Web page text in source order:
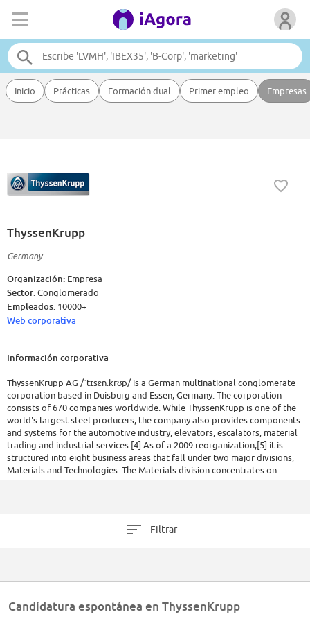
Inicio Prácticas Formación dual Primer empleo Empresas
ThyssenKrupp
Germany
Organización: Empresa
Sector:Conglomerado
Empleados: 10000+
Web corporativa
Información corporativa
ThyssenKrupp AG /ˈtɪsɛn.krʊp/ is a German multinational conglomerate
corporation based in Duisburg and Essen, Germany. The corporation
consists of 670 companies worldwide. While ThyssenKrupp is one of the
world's largest steel producers, the company also provides components
and systems for the automotive industry, elevators, escalators, material
trading and industrial services.[4] As of a 2009 reorganization,[5] it is
structured into eight business areas that fall under two major divisions,
Materials and Technologies. The Materials division concentrates on
carbon steel, stainless steel, and material services while the Technology
Essen. The largest shareholder is the Alfried Krupp von Bohlen und
in Europe.[6]
ThyssenKrupp has 5,500 employees in Spain, where it mainly
Filtrar
Candidatura espontánea en ThyssenKrupp